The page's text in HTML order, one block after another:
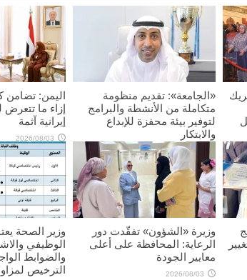
«الجامعة»: تقديم منظومة
متكاملة من الأنشطة والبرامج
لتوفير بيئة محفزة للإبداع
والابتكار
2026/08/03
اليمن: تضامن
إزاء ما تتعرض
إيرانية آثمة
2026/08/03
وزيرة «الشؤون» تفقّدت دور
الرعاية: المحافظة على أعلى
معايير الجودة
2026/08/03
وزير الصحة
الوظيفي
والضوابط
الترخيص